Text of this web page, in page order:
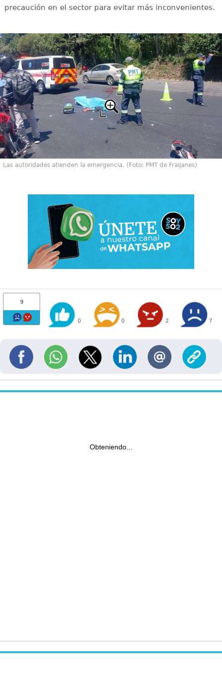
precaución en el sector para evitar más inconvenientes.
Las autoridades atienden la emergencia. (Foto: PMT de Fraijanes)
9
0 0 2 7
Obteniendo...